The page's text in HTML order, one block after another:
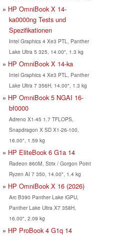
HP OmniBook X 14-
ka0000ng Tests und
Spezifikationen
Intel Graphics 4 Xe3 PTL, Panther
Lake Ultra 5 325, 14.00", 1.3 kg
HP OmniBook X 14-ka
Intel Graphics 4 Xe3 PTL, Panther
Lake Ultra 7 356H, 14.00", 1.3 kg
HP OmniBook 5 NGAI 16-
bf0000
Adreno X1-45 1.7 TFLOPS,
Snapdragon X SD X1-26-100,
16.00", 1.59 kg
HP EliteBook 6 G1a 14
Radeon 860M, Strix / Gorgon Point
Ryzen AI 7 350, 14.00", 1.4 kg
HP OmniBook X 16 (2026)
Arc B390 Panther Lake iGPU,
Panther Lake Ultra X7 358H,
16.00", 2.09 kg
HP ProBook 4 G1q 14